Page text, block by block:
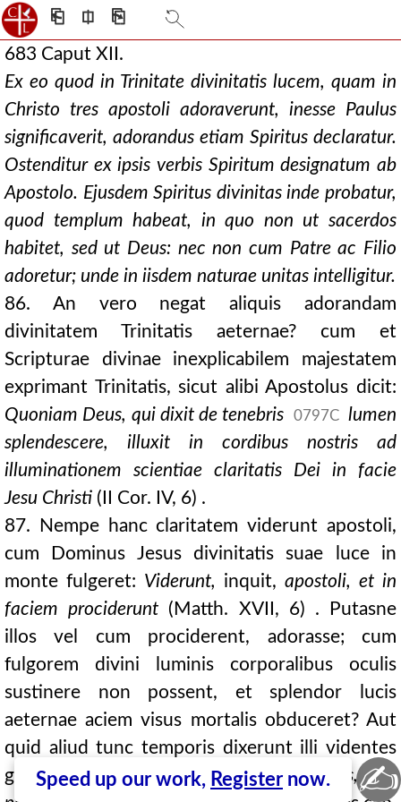
⎗ ⎅ ⎘
683 Caput XII.
Ex eo quod in Trinitate divinitatis lucem, quam in
Christo tres apostoli adoraverunt, inesse Paulus
significaverit, adorandus etiam Spiritus declaratur.
Ostenditur ex ipsis verbis Spiritum designatum ab
Apostolo. Ejusdem Spiritus divinitas inde probatur,
quod templum habeat, in quo non ut sacerdos
habitet, sed ut Deus: nec non cum Patre ac Filio
adoretur; unde in iisdem naturae unitas intelligitur.
86. An vero negat aliquis adorandam
divinitatem Trinitatis aeternae? cum et
Scripturae divinae inexplicabilem majestatem
exprimant Trinitatis, sicut alibi Apostolus dicit:
Quoniam Deus, qui dixit de tenebris
0797C
lumen
splendescere, illuxit in cordibus nostris ad
illuminationem scientiae
claritatis Dei in facie
Jesu Christi (II Cor. IV, 6) .
87. Nempe hanc claritatem viderunt apostoli,
cum Dominus Jesus divinitatis suae luce in
monte fulgeret: Viderunt, inquit, apostoli, et in
faciem prociderunt (Matth. XVII, 6) . Putasne
illos vel cum prociderent, adorasse; cum
fulgorem divini luminis corporalibus oculis
sustinere non possent, et splendor lucis
aeternae aciem visus mortalis obduceret? Aut
quid aliud tunc temporis dixerunt illi videntes
gloriam ejus, nisi: Venite adoremus, et
Speed up our work, Register now. ✍